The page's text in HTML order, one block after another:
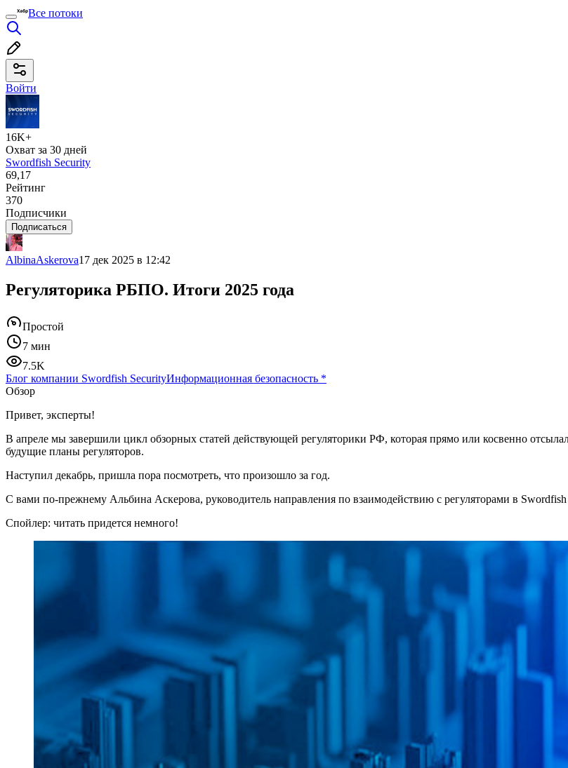
Все потоки
Войти
16K+
Охват за 30 дней
Swordfish Security
69,17
Рейтинг
370
Подписчики
Подписаться
AlbinaAskerova17 дек 2025 в 12:42
Регуляторика РБПО. Итоги 2025 года
Простой
7 мин
7.5K
Блог компании Swordfish SecurityИнформационная безопасность *
Обзор
Привет, эксперты!
В апреле мы завершили цикл обзорных статей действующей регуляторики РФ, которая прямо или косвенно
будущие планы регуляторов.
Наступил декабрь, пришла пора посмотреть, что произошло за год.
С вами по-прежнему Альбина Аскерова, руководитель направления по взаимодействию с регуляторами в Swordfish
Спойлер: читать придется немного!